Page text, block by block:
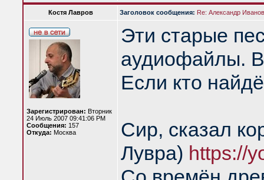
Костя Лавров Заголовок сообщения: Re: Александр
Зарегистрирован: Вторник
24 Июль 2007 09:41:06 PM
Сообщения: 157
Откуда: Москва
Эти старые
аудиофайлы.
Если кто
Сир, сказал
Лувра) https://